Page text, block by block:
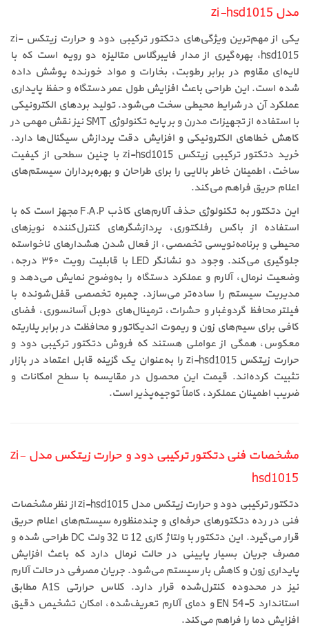
مدل zi-hsd1015
یکی از مهم‌ترین ویژگی‌های دتکتور ترکیبی دود و حرارت زیتکس zi-
hsd1015، بهره‌گیری از مدار فایبرگلاس متالیزه دو رویه است که با
لایه‌ای مقاوم در برابر رطوبت، بخارات و مواد خورنده پوشش داده
شده است. این طراحی باعث افزایش طول عمر دستگاه و حفظ پایداری
عملکرد آن در شرایط محیطی سخت می‌شود. تولید بردهای الکترونیکی
با استفاده از تجهیزات مدرن و بر پایه تکنولوژی SMT نیز نقش مهمی در
کاهش خطاهای الکترونیکی و افزایش دقت پردازش سیگنال‌ها دارد.
خرید دتکتور ترکیبی زیتکس zi-hsd1015 با چنین سطحی از کیفیت
ساخت، اطمینان خاطر بالایی را برای طراحان و بهره‌برداران سیستم‌های
اعلام حریق فراهم می‌کند.
این دتکتور به تکنولوژی حذف آلارم‌های کاذب F.A.P مجهز است که با
استفاده از باکس رفلکتوری، پردازشگرهای کنترل‌کننده نویزهای
محیطی و برنامه‌نویسی تخصصی، از فعال شدن هشدارهای ناخواسته
جلوگیری می‌کند. وجود دو نشانگر LED با قابلیت رویت ۳۶۰ درجه،
وضعیت نرمال، آلارم و عملکرد دستگاه را به‌وضوح نمایش می‌دهد و
مدیریت سیستم را ساده‌تر می‌سازد. چمبره تخصصی قفل‌شونده با
فیلتر محافظ گردوغبار و حشرات، ترمینال‌های دوبل آسانسوری، فضای
کافی برای سیم‌های زون و ریموت اندیکاتور و محافظت در برابر پلاریته
معکوس، همگی از عواملی هستند که فروش دتکتور ترکیبی دود و
حرارت زیتکس zi-hsd1015 را به‌عنوان یک گزینه قابل اعتماد در بازار
تثبیت کرده‌اند. قیمت این محصول در مقایسه با سطح امکانات و
ضریب اطمینان عملکرد، کاملاً توجیه‌پذیر است.
مشخصات فنی دتکتور ترکیبی دود و حرارت زیتکس مدل zi-
hsd1015
دتکتور ترکیبی دود و حرارت زیتکس مدل zi-hsd1015 از نظر مشخصات
فنی در رده دتکتورهای حرفه‌ای و چندمنظوره سیستم‌های اعلام حریق
قرار می‌گیرد. این دتکتور با ولتاژ کاری 12 تا 32 ولت DC طراحی شده و
مصرف جریان بسیار پایینی در حالت نرمال دارد که باعث افزایش
پایداری زون و کاهش بار سیستم می‌شود. جریان مصرفی در حالت آلارم
نیز در محدوده کنترل‌شده قرار دارد. کلاس حرارتی A1S مطابق
استاندارد EN 54-5 و دمای آلارم تعریف‌شده، امکان تشخیص دقیق
افزایش دما را فراهم می‌کند.